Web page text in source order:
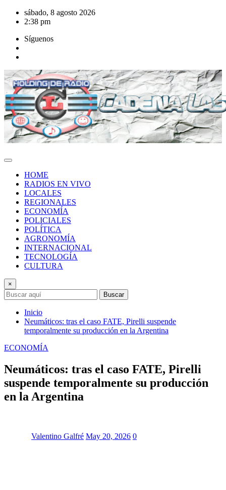
Saltar
sábado, 8 agosto 2026
2:38 pm
Síguenos
HOME
RADIOS EN VIVO
LOCALES
REGIONALES
ECONOMÍA
POLICIALES
POLÍTICA
AGRONOMÍA
INTERNACIONAL
TECNOLOGÍA
CULTURA
×
Buscar
Inicio
Neumáticos: tras el caso FATE, Pirelli suspende
temporalmente su producción en la Argentina
ECONOMÍA
Neumáticos: tras el caso FATE, Pirelli
suspende temporalmente su producción
en la Argentina
Valentino Galfré May 20, 2026 0